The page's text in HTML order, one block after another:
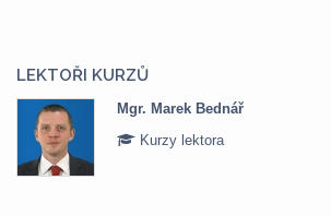
LEKTOŘI KURZŮ
Mgr. Marek Bednář
Kurzy lektora